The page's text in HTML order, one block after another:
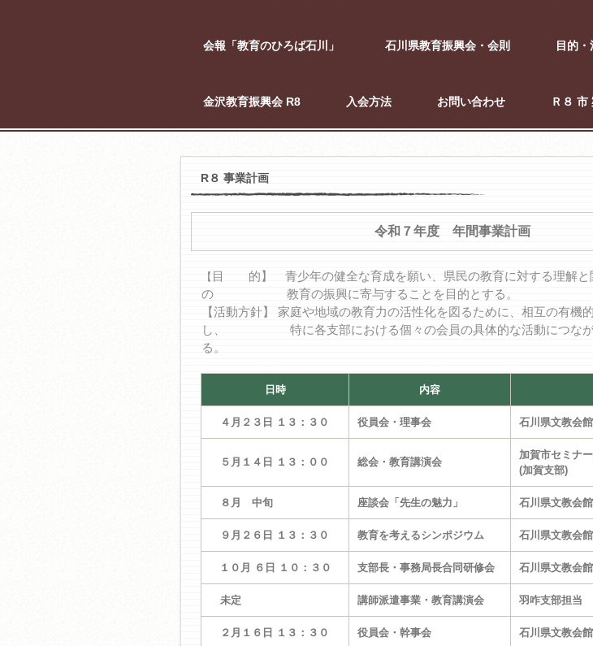
会報「教育のひろば石川」 石川県教育振興会・会則 目的
金沢教育振興会 R8 入会方法 お問い合わせ Ｒ８ 市
R８ 事業計画
令和７年度 年間事業計画
【 目 的】 青少年の健全な育成を願い、県民の教育に対する理解と
の 教育の振興に寄与することを目的とする。
【活動方針】 家庭や地域の教育力の活性化を図るために、相互の有機
し、 特に各支部における個々の会員の具体的な活動につなが
る。
日時 内容
４月２３日 １３：３０ 役員会・理事会 石川県文教会
５月１４日 １３：００ 総会・教育講演会
加賀市セミナ
(加賀支部)
８月 中旬 座談会「先生の魅力」 石川県文教
９月２６日 １３：３０ 教育を考えるシンポジウム 石川県文教会
１０月 ６日 １０：３０ 支部長・事務局長合同研修会 石川県文教会
未定 講師派遣事業・教育講演会 羽咋支部担当
２月１６日 １３：３０ 役員会・幹事会 石川県文教会